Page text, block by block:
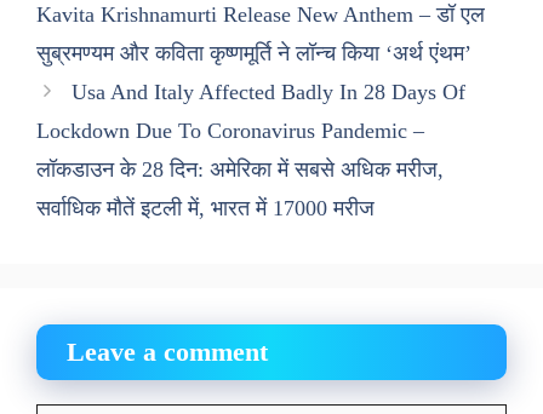
Kavita Krishnamurti Release New Anthem – डॉ एल
सुब्रमण्यम और कविता कृष्णमूर्ति ने लॉन्च किया ‘अर्थ एंथम’
Usa And Italy Affected Badly In 28 Days Of
Lockdown Due To Coronavirus Pandemic –
लॉकडाउन के 28 दिन: अमेरिका में सबसे अधिक मरीज,
सर्वाधिक मौतें इटली में, भारत में 17000 मरीज
Leave a comment